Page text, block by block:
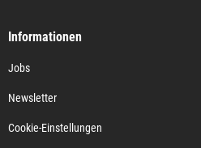
Informationen
Jobs
Newsletter
Cookie-Einstellungen